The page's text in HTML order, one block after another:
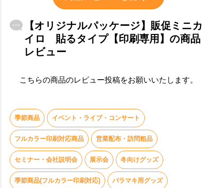
お買い物を続ける カートへ進む
【オリジナルパッケージ】販促ミニカ
イロ 貼るタイプ【印刷専用】の商品
レビュー
こちらの商品のレビュー投稿をお願いいたします。
季節商品 イベント・ライブ・コンサート
フルカラー印刷対応商品 営業配布・訪問粗品
セミナー・会社説明会 展示会 冬向けグッズ
季節商品(フルカラー印刷対応) バラマキ用グッズ